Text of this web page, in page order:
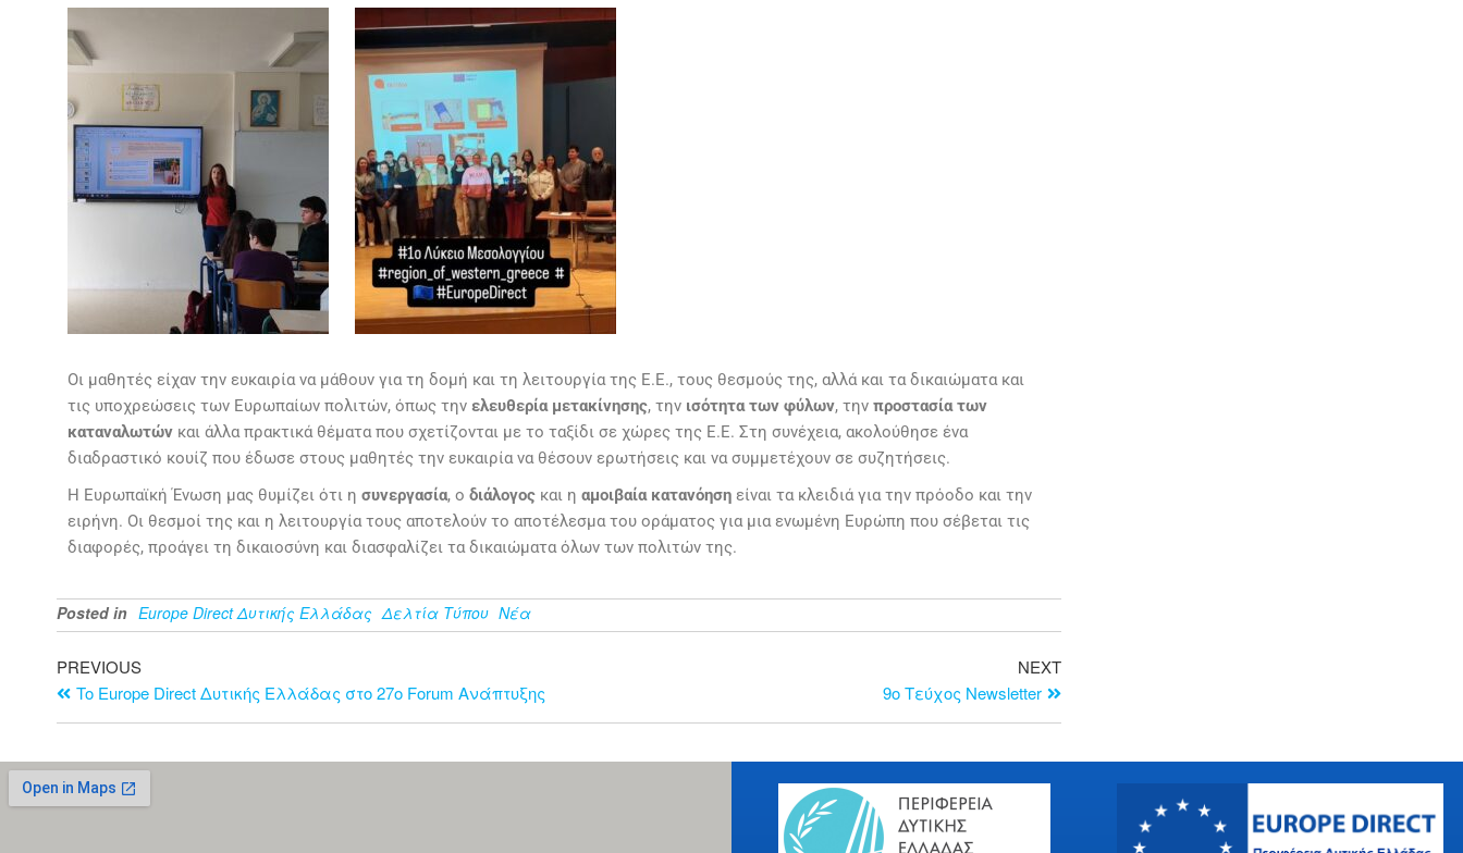
Οι μαθητές είχαν την ευκαιρία να μάθουν για τη δομή και τη λειτουργία της Ε.Ε., τους θεσμούς της, αλλά και τα δικαιώματα και
τις υποχρεώσεις των Ευρωπαίων πολιτών, όπως την ελευθερία μετακίνησης, την ισότητα των φύλων, την προστασία των
καταναλωτών και άλλα πρακτικά θέματα που σχετίζονται με το ταξίδι σε χώρες της Ε.Ε. Στη συνέχεια, ακολούθησε ένα
διαδραστικό κουίζ που έδωσε στους μαθητές την ευκαιρία να θέσουν ερωτήσεις και να συμμετέχουν σε συζητήσεις.
Η Ευρωπαϊκή Ένωση μας θυμίζει ότι η συνεργασία, ο διάλογος και η αμοιβαία κατανόηση είναι τα κλειδιά για την πρόοδο και την
ειρήνη. Οι θεσμοί της και η λειτουργία τους αποτελούν το αποτέλεσμα του οράματος για μια ενωμένη Ευρώπη που σέβεται τις
διαφορές, προάγει τη δικαιοσύνη και διασφαλίζει τα δικαιώματα όλων των πολιτών της.
Posted in Europe Direct Δυτικής Ελλάδας Δελτία Τύπου Νέα
PREVIOUS
To Europe Direct Δυτικής Ελλάδας στο 27ο Forum Ανάπτυξης
NEXT
9ο Τεύχος Newsletter